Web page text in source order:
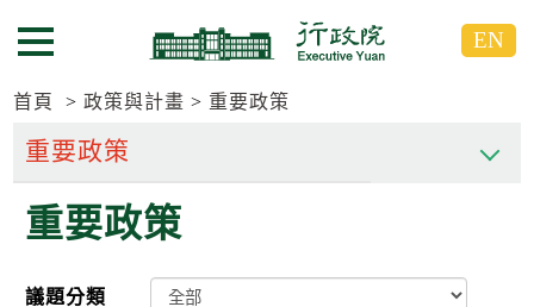
到
要
區
到
要
區
選單按鈕 EN
首頁 政策與計畫 重要政策
重要政策
議題分類